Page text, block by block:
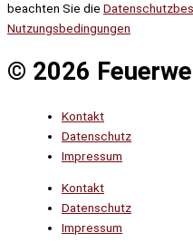
beachten Sie die
Nutzungsbedingungen
© 2026
Kontakt
Datenschutz
Impressum
Kontakt
Datenschutz
Impressum